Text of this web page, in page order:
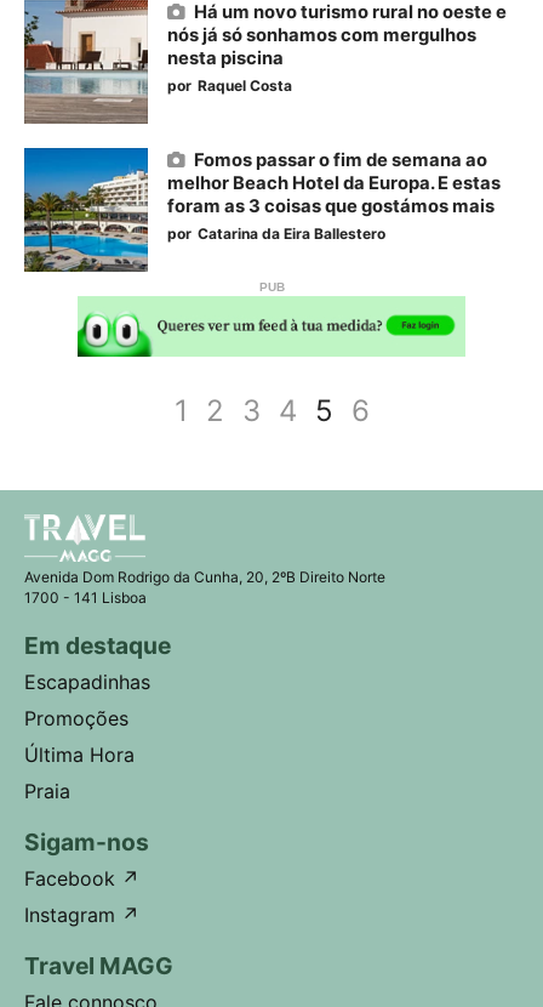
Há um novo turismo rural no oeste e
nós já só sonhamos com mergulhos
nesta piscina
por Raquel Costa
Fomos passar o fim de semana ao
melhor Beach Hotel da Europa. E estas
foram as 3 coisas que gostámos mais
por Catarina da Eira Ballestero
1 2 3 4 5 6
Avenida Dom Rodrigo da Cunha, 20, 2ºB Direito Norte
1700 - 141 Lisboa
Em destaque
Escapadinhas
Promoções
Última Hora
Praia
Sigam-nos
Facebook ↗
Instagram ↗
Travel MAGG
Fale connosco